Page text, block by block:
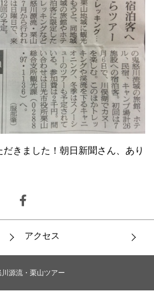
きました！朝日新聞さん、あり
アクセス
源流・栗山ツアー